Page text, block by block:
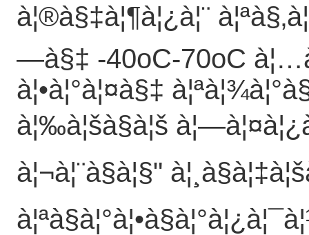
à¦®à§‡à¦¶à¦¿à¦¨
—à§‡ -40oC-70oC
à¦•à¦°à¦¤à§‡
à¦‰à¦šà§à¦š
à¦¬à¦¨à§à¦§"